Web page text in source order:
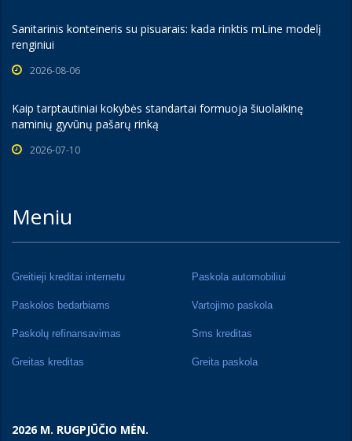
Sanitarinis konteineris su pisuarais: kada rinktis mLine modelį
renginiui
2026-08-06
Kaip tarptautiniai kokybės standartai formuoja šiuolaikinę
naminių gyvūnų pašarų rinką
2026-07-10
Meniu
Greitieji kreditai internetu Paskola automobiliui
Paskolos bedarbiams Vartojimo paskola
Paskolų refinansavimas Sms kreditas
Greitas kreditas Greita paskola
2026 M. RUGPJŪČIO MĖN.